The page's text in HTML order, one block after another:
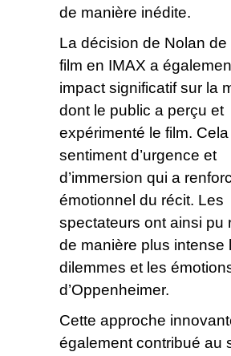
de manière inédite.
La décision de Nolan de
film en IMAX a
impact significatif sur la
dont le public a perçu et
expérimenté le film.
sentiment d’urgence et
d’immersion qui a
émotionnel du récit. Les
spectateurs ont ainsi pu
de manière plus intense
dilemmes et les
d’Oppenheimer.
Cette approche
également contribué au